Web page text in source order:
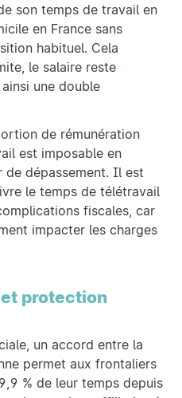
son temps de travail en
en France sans
habituel. Cela
le salaire reste
une double
de rémunération
est imposable en
de dépassement. Il est
le temps de télétravail
fiscales, car
impacter les charges
protection
un accord entre la
permet aux frontaliers
% de leur temps depuis